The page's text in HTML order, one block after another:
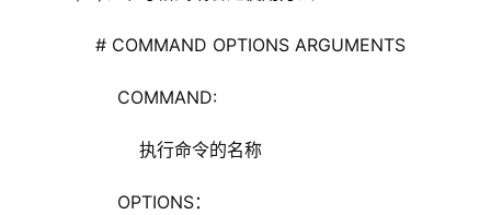
# COMMAND OPTIONS ARGUMENTS
COMMAND:
执行命令的名称
OPTIONS：